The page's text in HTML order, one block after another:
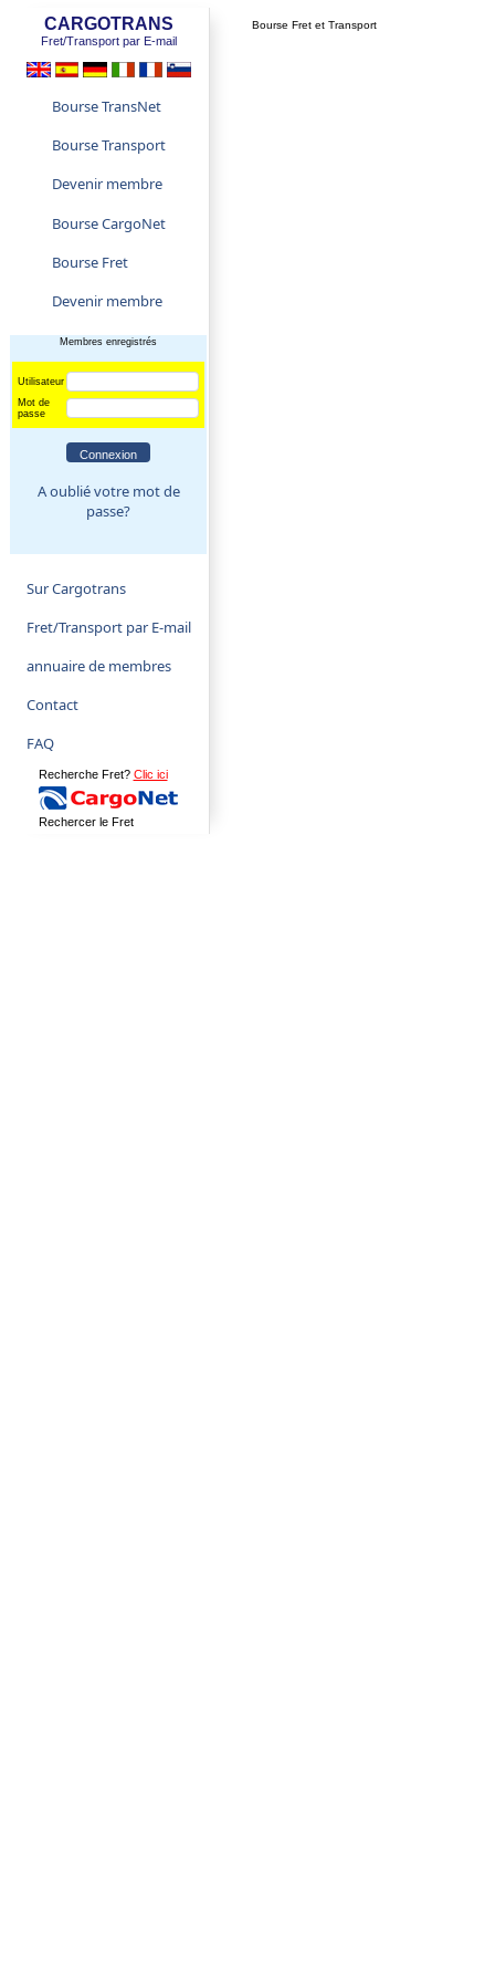
CARGOTRANS
Fret/Transport par E-mail
Bourse TransNet
Bourse Transport
Devenir membre
Bourse CargoNet
Bourse Fret
Devenir membre
Membres enregistrés
Utilisateur
Mot de
passe
A oublié votre mot de
passe?
Sur Cargotrans
Fret/Transport par E-mail
annuaire de membres
Contact
FAQ
Recherche Fret? Clic ici
Rechercer le Fret
Bourse Fret et Transport